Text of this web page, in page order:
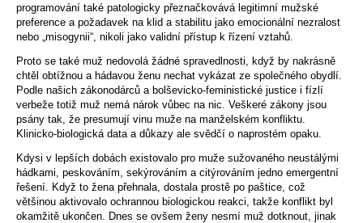
programování také patologicky přeznačkovává legitimní mužské
preference a požadavek na klid a stabilitu jako emocionální nezralost
nebo „misogynii“, nikoli jako validní přístup k řízení vztahů.
Proto se také muž nedovolá žádné spravedlnosti, když by nakrásně
chtěl obtížnou a hádavou ženu nechat vykázat ze společného obydlí.
Podle našich zákonodárců a bolševicko-feministické justice i fízlí
verbeže totiž muž nemá nárok vůbec na nic. Veškeré zákony jsou
psány tak, že presumují vinu muže na manželském konfliktu.
Klinicko-biologická data a důkazy ale svědčí o naprostém opaku.
Kdysi v lepších dobách existovalo pro muže sužovaného neustálými
hádkami, peskováním, sekýrováním a citýrováním jedno emergentní
řešení. Když to žena přehnala, dostala prostě po paštice, což
většinou aktivovalo ochrannou biologickou reakci, takže konflikt byl
okamžitě ukončen. Dnes se ovšem ženy nesmí muž dotknout, jinak